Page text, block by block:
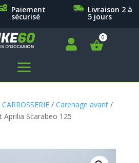
Paiement
sécurisé
Livraison 2 à
5 jours

a
CARROSSERIE/ Carenage avant/
Aprilia Scarabeo 125